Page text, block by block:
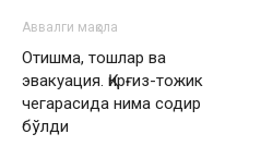
Аввалги мақола
Отишма, тошлар ва
эвакуация. Қирғиз-тожик
чегарасида нима содир
бўлди